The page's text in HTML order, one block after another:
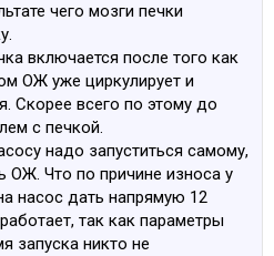
чего мозги печки
включается после того как
ОЖ уже циркулирует и
Скорее всего по этому до
с печкой.
надо запуститься самому,
ОЖ. Что по причине износа у
насос дать напрямую 12
так как параметры
запуска никто не